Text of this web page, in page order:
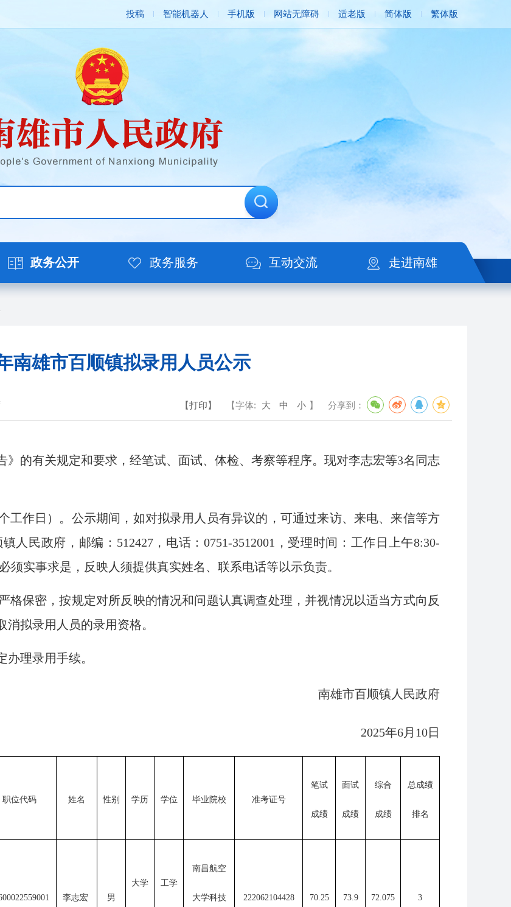
投稿 智能机器人 手机版 网站无障碍 适老版 简体版 繁体版
政务公开 政务服务 互动交流 走进南雄
南雄市百顺镇拟录用人员公示
【打印】 【字体: 大 中 小 】 分享到：
的有关规定和要求，经笔试、面试、体检、考察等程序。现对李志宏等3名同志
作日）。公示期间，如对拟录用人员有异议的，可通过来访、来电、来信等方
人民政府，邮编：512427，电话：0751-3512001，受理时间：工作日上午8:30-
须实事求是，反映人须提供真实姓名、联系电话等以示负责。
保密，按规定对所反映的情况和问题认真调查处理，并视情况以适当方式向反
拟录用人员的录用资格。
理录用手续。
南雄市百顺镇人民政府
2025年6月10日
职位代码 姓名 性别 学历 学位 毕业院校 准考证号
笔试
成绩
面试
成绩
综合
成绩
总成绩
排名
李志宏 男
大学 工学
南昌航空
大学科技 222062104428 70.25 73.9 72.075 3